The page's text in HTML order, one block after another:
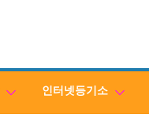
인터넷등기소